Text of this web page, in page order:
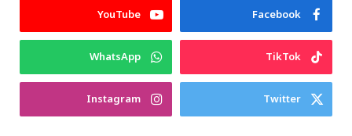
Facebook
YouTube
TikTok
WhatsApp
Twitter
Instagram